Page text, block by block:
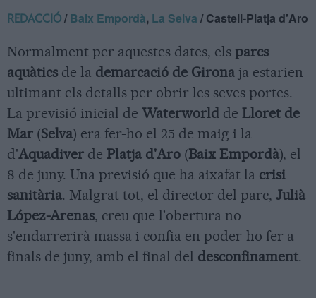
REDACCIÓ /Baix Empordà, La Selva / Castell-Platja d'Aro
Normalment per aquestes dates, els parcs
aquàtics de la demarcació de Girona ja estarien
ultimant els detalls per obrir les seves portes.
La previsió inicial de Waterworld de Lloret de
Mar (Selva) era fer-ho el 25 de maig i la
d'Aquadiver de Platja d'Aro (Baix Empordà), el
8 de juny. Una previsió que ha aixafat la crisi
sanitària. Malgrat tot, el director del parc, Julià
López-Arenas, creu que l'obertura no
s'endarrerirà massa i confia en poder-ho fer a
finals de juny, amb el final del desconfinament.